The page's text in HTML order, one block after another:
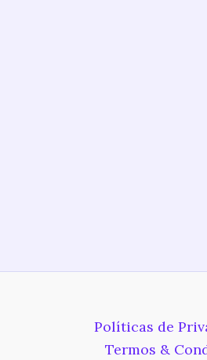
Políticas de
Termos &